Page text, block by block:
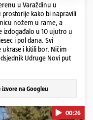
u Varaždinu u
prostorije kako bi napravili
nožem u rame, a
izdogađalo u 10 ujutro u
i pol dana. Svi
i kitili bor. Ničim
Udruge Novi put
na Googleu
00:26